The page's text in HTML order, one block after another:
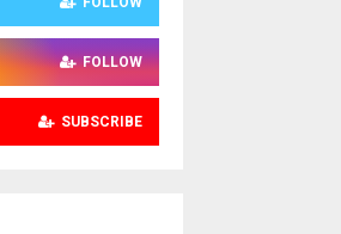
FOLLOW
SUBSCRIBE